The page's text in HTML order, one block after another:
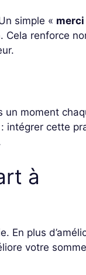
simple « merci
Cela renforce
un moment
intégrer cette
à
En plus
votre